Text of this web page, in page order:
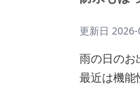
更新日
雨の日のお
最近は機能